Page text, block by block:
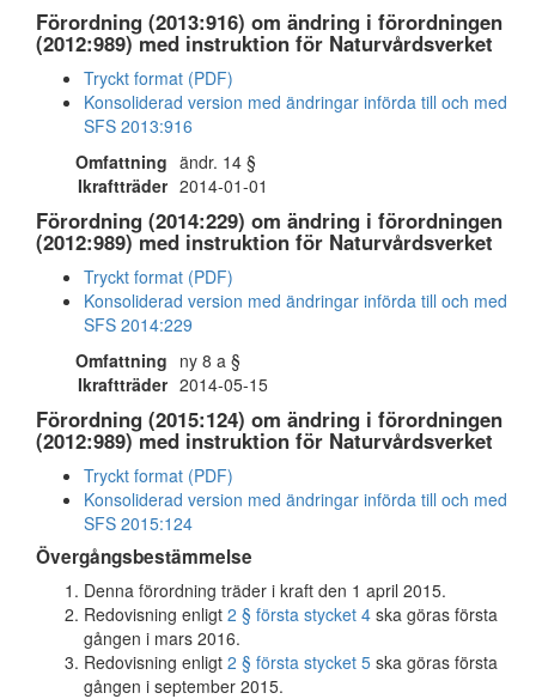
Förordning (2013:916) om ändring i förordningen
(2012:989) med instruktion för Naturvårdsverket
Tryckt format (PDF)
Konsoliderad version med ändringar införda till och med
SFS 2013:916
Omfattning ändr. 14 §
Ikraftträder 2014-01-01
Förordning (2014:229) om ändring i förordningen
(2012:989) med instruktion för Naturvårdsverket
Tryckt format (PDF)
Konsoliderad version med ändringar införda till och med
SFS 2014:229
Omfattning ny 8 a §
Ikraftträder 2014-05-15
Förordning (2015:124) om ändring i förordningen
(2012:989) med instruktion för Naturvårdsverket
Tryckt format (PDF)
Konsoliderad version med ändringar införda till och med
SFS 2015:124
Övergångsbestämmelse
Denna förordning träder i kraft den 1 april 2015.
Redovisning enligt 2 § första stycket 4 ska göras första
gången i mars 2016.
Redovisning enligt 2 § första stycket 5 ska göras första
gången i september 2015.